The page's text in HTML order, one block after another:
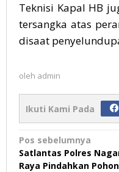
Teknisi Kapal HB
tersangka atas
disaat
oleh admin
Ikuti Kami Pada
Navigasi
pos
Pos sebelumnya
Satlantas Polres
Raya Pindahkan Pohon